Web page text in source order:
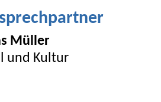
Müller
und Kultur